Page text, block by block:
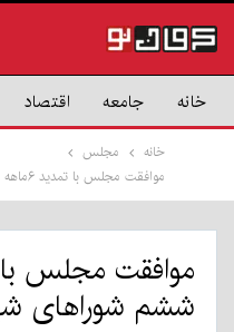
خانه جامعه اقتصاد
خانه
مجلس
موافقت مجلس با تمدید ۶ماهه دوره ششم شوراهای شهر و روستا
ششم شوراهای